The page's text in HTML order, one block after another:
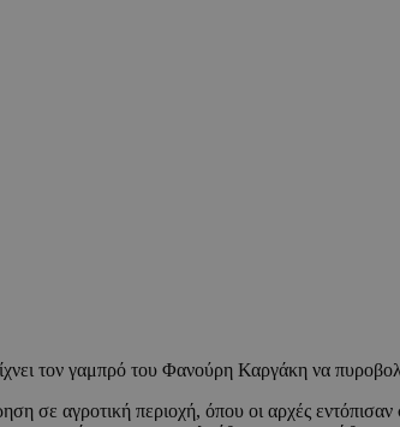
τον γαμπρό του Φανούρη Καργάκη να
σε αγροτική περιοχή, όπου οι αρχές